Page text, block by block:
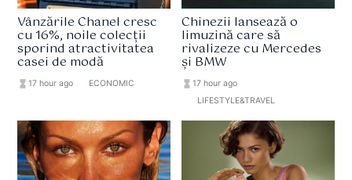
Vânzările Chanel cresc
cu 16%, noile colecții
sporind atractivitatea
casei de modă
hourglass_full17 hour ago ECONOMIC
Chinezii lansează o
limuzină care să
rivalizeze cu Mercedes
și BMW
hourglass_full 17 hour ago
LIFESTYLE&TRAVEL